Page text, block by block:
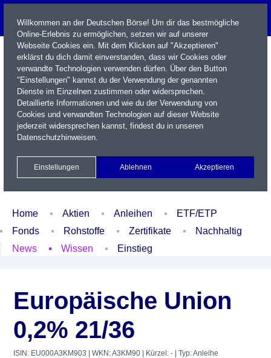
Name / WKN / ISIN / Kürzel
Xetra Realtime
Watchlist Portfolio Login
Home Aktien Anleihen
ETF/ETP
Fonds
Rohstoffe Zertifikate
Nachhaltig
News
Wissen Einstieg
Europäische Union
0,2% 21/36
ISIN: EU000A3KM903 | WKN: A3KM90 | Kürzel: - | Typ: Anleihe
Willkommen an der Deutschen Börse! Um dir das bestmögliche
Online-Erlebnis zu ermöglichen, setzen wir auf unserer
Webseite Cookies ein. Mit dem Klicken auf "Akzeptieren"
erklärst du dich damit einverstanden, dass wir Cookies oder
verwandte Technologien verwenden dürfen. Über den Button
"Einstellungen" kannst du der Verwendung der genannten
Dienste im Einzelnen zustimmen oder widersprechen.
Detaillierte Informationen und wie du der Verwendung von
Cookies und verwandten Technologien auf dieser Website
jederzeit widersprechen kannst, findest du in unseren
Datenschutzhinweisen.
Einstellungen Ablehnen Akzeptieren